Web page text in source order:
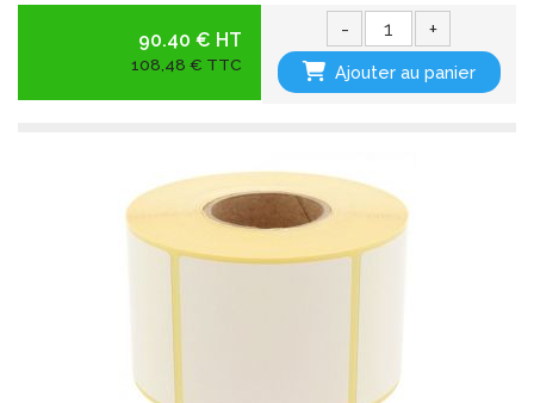
90.40 € HT
108,48 € TTC
- +
Ajouter au panier